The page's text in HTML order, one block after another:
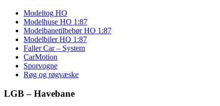
Modeltog HO
Modelhuse HO 1:87
Modelbanetilbebør HO 1:87
Modelbiler HO 1:87
Faller Car – System
CarMotion
Sporvogne
Røg og røgvæske
LGB – Havebane